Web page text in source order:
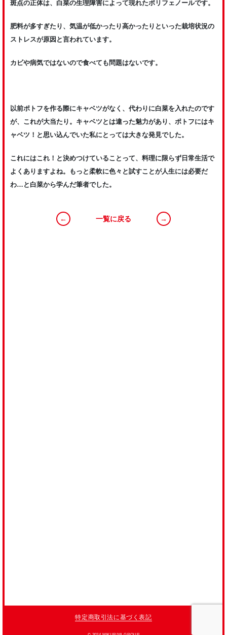
斑点の正体は、白菜の生理障害によって現れたポリフェノールです。
肥料が多すぎたり、気温が低かったり高かったりといった栽培状況の
ストレスが原因と言われています。
カビや病気ではないので食べても問題はないです。
以前ポトフを作る際にキャベツがなく、代わりに白菜を入れたのです
が、これが大当たり。キャベツとは違った魅力があり、ポトフにはキ
ャベツ！と思い込んでいた私にとっては大きな発見でした。
これにはこれ！と決めつけていることって、料理に限らず日常生活で
よくありますよね。もっと柔軟に色々と試すことが人生には必要だ
わ…と白菜から学んだ筆者でした。
← 一覧に戻る →
特定商取引法に基づく表記